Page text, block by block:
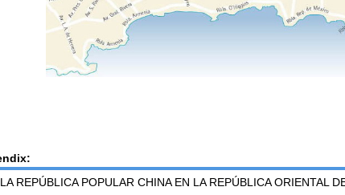
REPÚBLICA POPULAR CHINA EN LA REPÚBLICA ORIENTAL